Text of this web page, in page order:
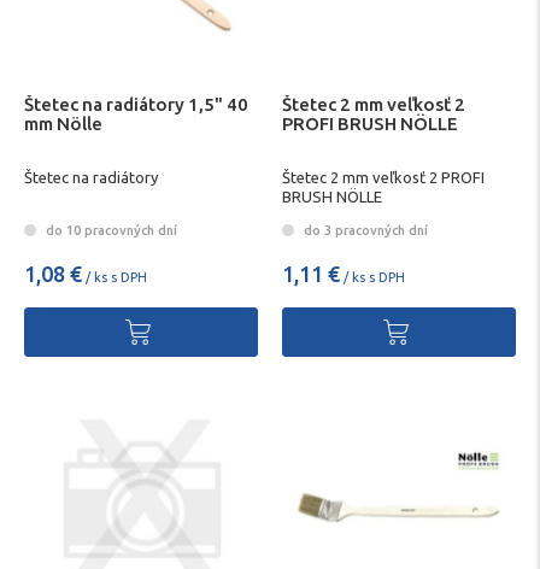
Štetec na radiátory 1,5" 40
mm Nölle
Štetec na radiátory
do 10 pracovných dní
1,08 € / ks s DPH
Štetec 2 mm veľkosť 2
PROFI BRUSH NÖLLE
Štetec 2 mm veľkosť 2 PROFI
BRUSH NÖLLE
do 3 pracovných dní
1,11 € / ks s DPH